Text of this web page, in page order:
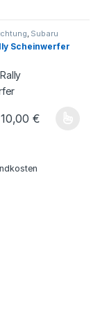
, Subaru
Scheinwerfer
10,00 €
weist mehrere
Die Optionen